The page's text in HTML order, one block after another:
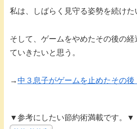
私は、しばらく見守る姿勢を続けた
そして、ゲームをやめたその後の
ていきたいと思う。
→中３息子がゲームを止めたその後
▼参考にしたい節約術満載です。▼